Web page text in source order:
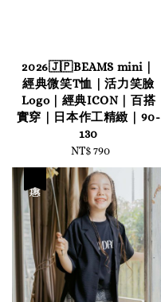
2026🇯🇵BEAMS mini｜
經典微笑T恤｜活力笑臉
Logo｜經典ICON｜百搭
實穿｜日本作工精緻｜90-
130
Regular
price
NT$ 790